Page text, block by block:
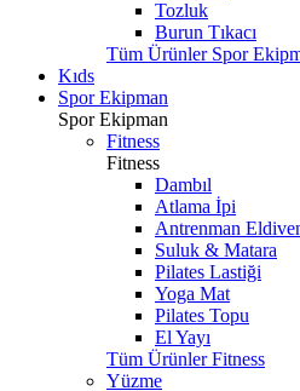
Tozluk
Burun Tıkacı
Tüm Ürünler Spor
Kıds
Spor Ekipman
Spor Ekipman
Fitness
Fitness
Dambıl
Atlama İpi
Antrenman
Suluk & Matara
Pilates Lastiği
Yoga Mat
Pilates Topu
El Yayı
Tüm Ürünler Fitness
Yüzme